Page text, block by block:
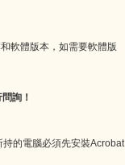
軟體版本，如需要軟體版
詢！
的電腦必須先安裝Acrobat